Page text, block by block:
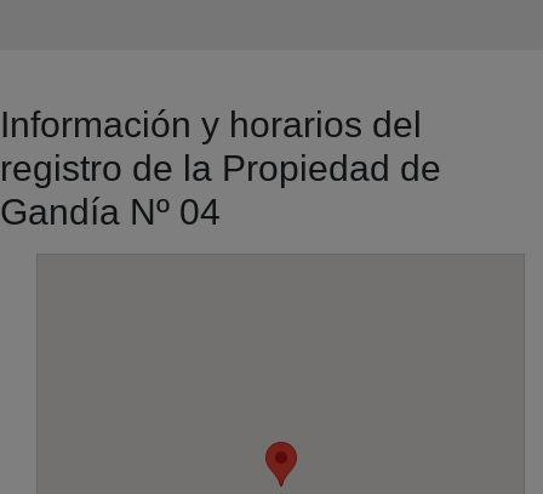
Información y horarios del
registro de la Propiedad de
Gandía Nº 04